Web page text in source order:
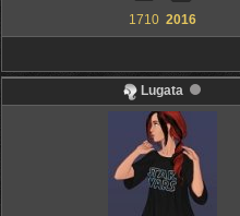
1710 2016
Lugata